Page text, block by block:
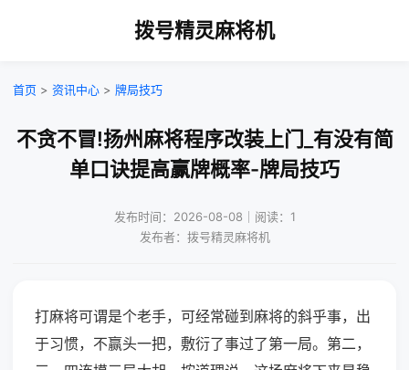
拨号精灵麻将机
首页 > 资讯中心 > 牌局技巧
不贪不冒!扬州麻将程序改装上门_有没有简
单口诀提高赢牌概率-牌局技巧
发布时间：2026-08-08｜阅读：1
发布者：拨号精灵麻将机
打麻将可谓是个老手，可经常碰到麻将的斜乎事，出
于习惯，不赢头一把，敷衍了事过了第一局。第二，